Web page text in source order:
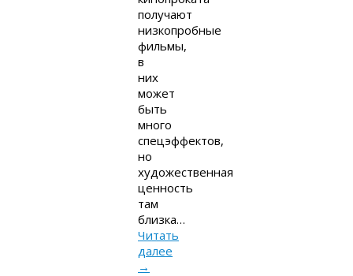
получают
низкопробные
фильмы,
в
них
может
быть
много
спецэффектов,
но
художественная
ценность
там
близка…
Читать
далее
→